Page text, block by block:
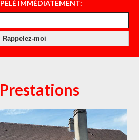
IMMÉDIATEMENT: